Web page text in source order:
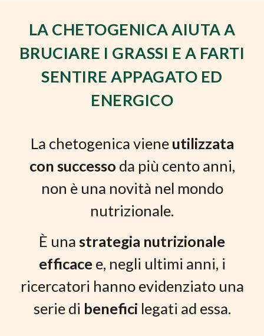
LA CHETOGENICA AIUTA A
BRUCIARE I GRASSI E A FARTI
SENTIRE APPAGATO ED
ENERGICO
La chetogenica viene utilizzata
con successo da più cento anni,
non è una novità nel mondo
nutrizionale.
È una strategia nutrizionale
efficacee, negli ultimi anni, i
ricercatori hanno evidenziato una
serie di benefici legati ad essa.